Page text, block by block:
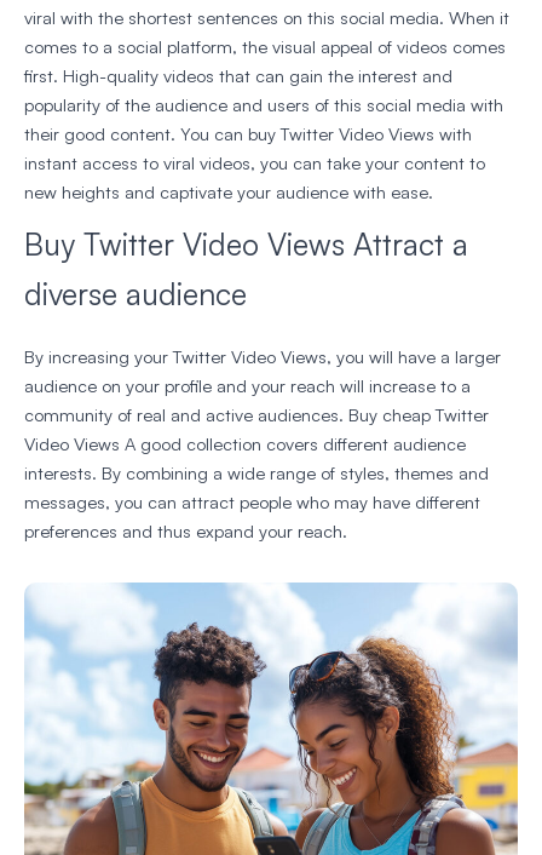
viral with the shortest sentences on this social media. When it
comes to a social platform, the visual appeal of videos comes
first. High-quality videos that can gain the interest and
popularity of the audience and users of this social media with
their good content. You can buy Twitter Video Views with
instant access to viral videos, you can take your content to
new heights and captivate your audience with ease.
Buy Twitter Video Views Attract a
diverse audience
By increasing your Twitter Video Views, you will have a larger
audience on your profile and your reach will increase to a
community of real and active audiences. Buy cheap Twitter
Video Views A good collection covers different audience
interests. By combining a wide range of styles, themes and
messages, you can attract people who may have different
preferences and thus expand your reach.